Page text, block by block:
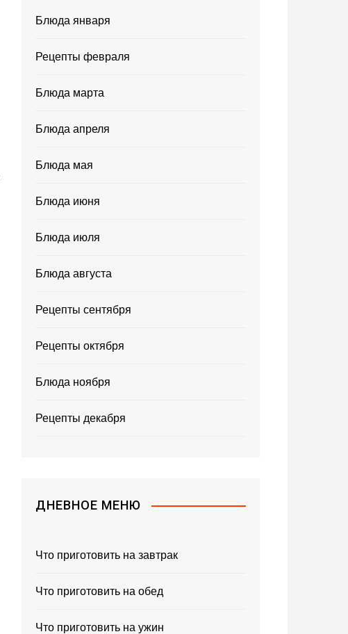
Блюда января
Рецепты февраля
Блюда марта
Блюда апреля
Блюда мая
Блюда июня
Блюда июля
Блюда августа
Рецепты сентября
Рецепты октября
Блюда ноября
Рецепты декабря
ДНЕВНОЕ МЕНЮ
Что приготовить на завтрак
Что приготовить на обед
Что приготовить на ужин